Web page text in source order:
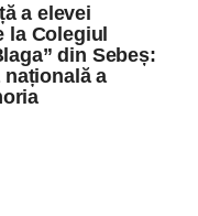
a elevei
la Colegiul
din Sebeș:
națională a